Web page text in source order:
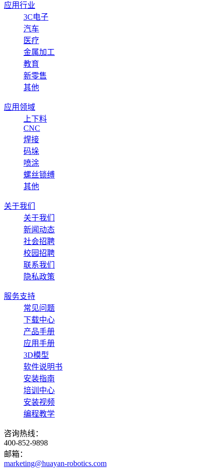
应用行业
3C电子
汽车
医疗
金属加工
教育
新零售
其他
应用领域
上下料
CNC
焊接
码垛
喷涂
螺丝锁缚
其他
关于我们
关于我们
新闻动态
社会招聘
校园招聘
联系我们
隐私政策
服务支持
常见问题
下载中心
产品手册
应用手册
3D模型
软件说明书
安装指南
培训中心
安装视频
编程教学
咨询热线：
400-852-9898
邮箱：
marketing@huayan-robotics.com